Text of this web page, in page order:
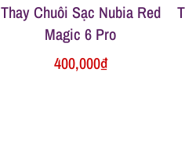
Thay Chuôi Sạc Nubia Red
Magic 6 Pro
400,000₫